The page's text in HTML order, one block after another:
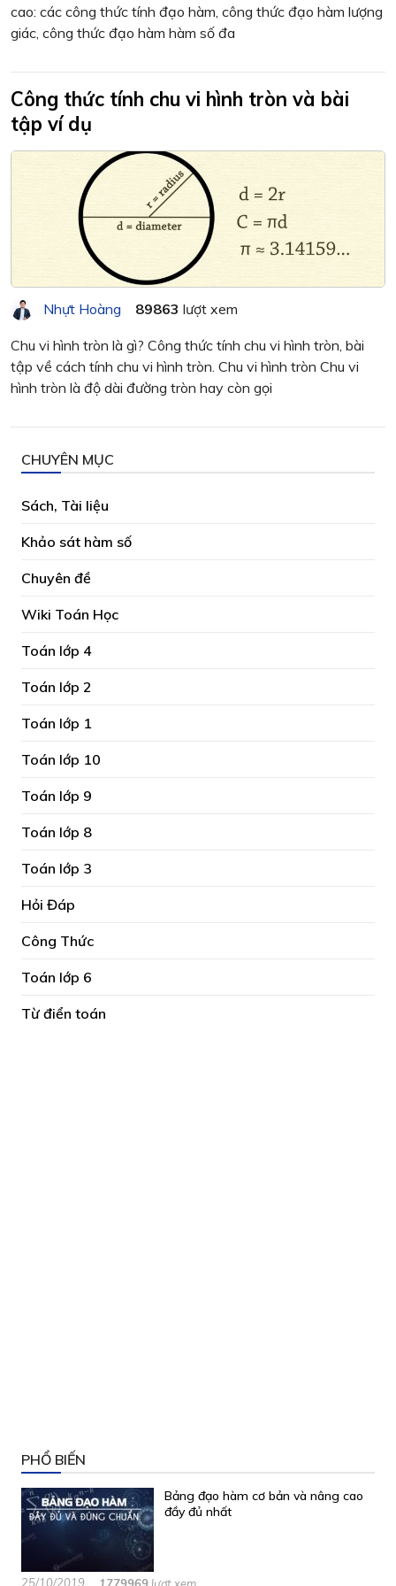
cao: các công thức tính đạo hàm, công thức đạo hàm lượng
giác, công thức đạo hàm hàm số đa
Công thức tính chu vi hình tròn và bài
tập ví dụ
Nhựt Hoàng 89863 lượt xem
Chu vi hình tròn là gì? Công thức tính chu vi hình tròn, bài
tập về cách tính chu vi hình tròn. Chu vi hình tròn Chu vi
hình tròn là độ dài đường tròn hay còn gọi
CHUYÊN MỤC
Sách, Tài liệu
Khảo sát hàm số
Chuyên đề
Wiki Toán Học
Toán lớp 4
Toán lớp 2
Toán lớp 1
Toán lớp 10
Toán lớp 9
Toán lớp 8
Toán lớp 3
Hỏi Đáp
Công Thức
Toán lớp 6
Từ điển toán
PHỔ BIẾN
Bảng đạo hàm cơ bản và nâng cao
đầy đủ nhất
25/10/2019 1779969 lượt xem